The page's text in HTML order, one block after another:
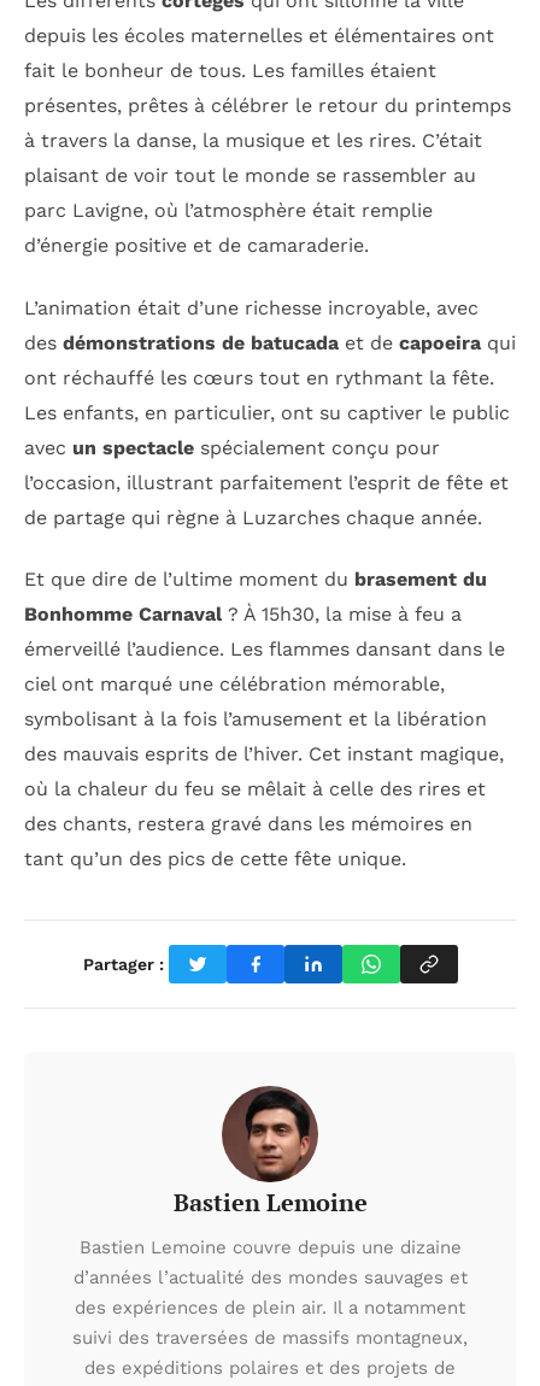
depuis les écoles maternelles et élémentaires ont
fait le bonheur de tous. Les familles étaient
présentes, prêtes à célébrer le retour du printemps
à travers la danse, la musique et les rires. C’était
plaisant de voir tout le monde se rassembler au
parc Lavigne, où l’atmosphère était remplie
d’énergie positive et de camaraderie.
L’animation était d’une richesse incroyable, avec
des démonstrations de batucada et de capoeira qui
ont réchauffé les cœurs tout en rythmant la fête.
Les enfants, en particulier, ont su captiver le public
avec un spectacle spécialement conçu pour
l’occasion, illustrant parfaitement l’esprit de fête et
de partage qui règne à Luzarches chaque année.
Et que dire de l’ultime moment du brasement du
Bonhomme Carnaval? À 15h30, la mise à feu a
émerveillé l’audience. Les flammes dansant dans le
ciel ont marqué une célébration mémorable,
symbolisant à la fois l’amusement et la libération
des mauvais esprits de l’hiver. Cet instant magique,
où la chaleur du feu se mêlait à celle des rires et
des chants, restera gravé dans les mémoires en
tant qu’un des pics de cette fête unique.
Partager :
Bastien Lemoine
Bastien Lemoine couvre depuis une dizaine
d’années l’actualité des mondes sauvages et
des expériences de plein air. Il a notamment
suivi des traversées de massifs montagneux,
des expéditions polaires et des projets de